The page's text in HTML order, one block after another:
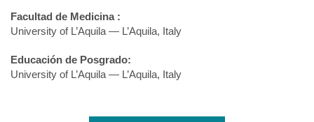
Facultad de Medicina :
University of L’Aquila — L’Aquila, Italy
Educación de Posgrado:
University of L’Aquila — L’Aquila, Italy